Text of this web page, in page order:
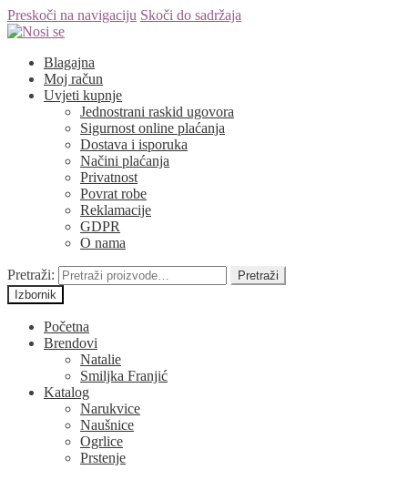
Preskoči na navigaciju Skoči do sadržaja
Blagajna
Moj račun
Uvjeti kupnje
Jednostrani raskid ugovora
Sigurnost online plaćanja
Dostava i isporuka
Načini plaćanja
Privatnost
Povrat robe
Reklamacije
GDPR
O nama
Pretraži:
Pretraži
Izbornik
Početna
Brendovi
Natalie
Smiljka Franjić
Katalog
Narukvice
Naušnice
Ogrlice
Prstenje